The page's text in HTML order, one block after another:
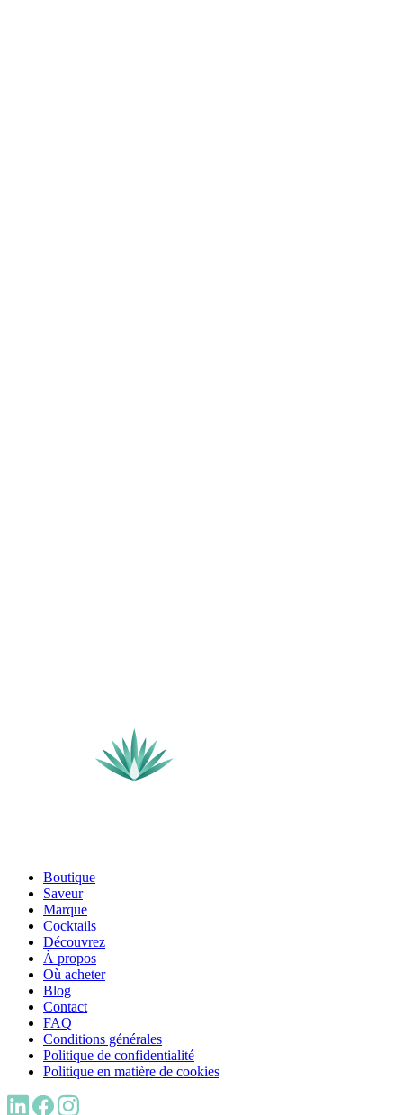
Boutique
Saveur
Marque
Cocktails
Découvrez
À propos
Où acheter
Blog
Contact
FAQ
Conditions générales
Politique de confidentialité
Politique en matière de cookies